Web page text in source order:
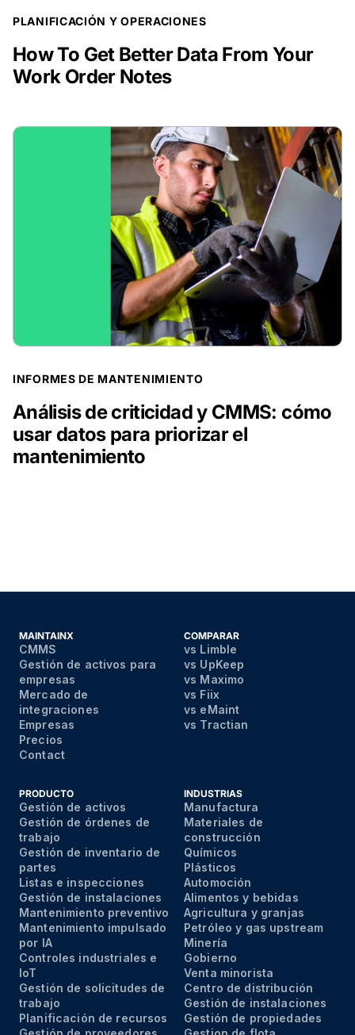
PLANIFICACIÓN Y OPERACIONES
How To Get Better Data From Your
Work Order Notes
INFORMES DE MANTENIMIENTO
Análisis de criticidad y CMMS: cómo
usar datos para priorizar el
mantenimiento
MAINTAINX
CMMS
Gestión de activos para
empresas
Mercado de
integraciones
Empresas
Precios
Contact
COMPARAR
vs Limble
vs UpKeep
vs Maximo
vs Fiix
vs eMaint
vs Tractian
PRODUCTO
Gestión de activos
Gestión de órdenes de
trabajo
Gestión de inventario de
partes
Listas e inspecciones
Gestión de instalaciones
Mantenimiento preventivo
Mantenimiento impulsado
por IA
Controles industriales e
IoT
Gestión de solicitudes de
trabajo
Planificación de recursos
INDUSTRIAS
Manufactura
Materiales de
construcción
Químicos
Plásticos
Automoción
Alimentos y bebidas
Agricultura y granjas
Petróleo y gas upstream
Minería
Gobierno
Venta minorista
Centro de distribución
Gestión de instalaciones
Gestión de propiedades